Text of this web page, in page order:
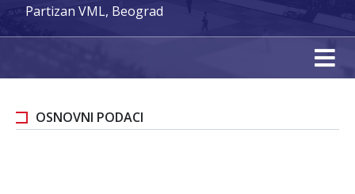
Partizan VML, Beograd
OSNOVNI PODACI